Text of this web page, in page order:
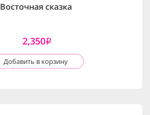
Восточная сказка
2,350i
Добавить в корзину